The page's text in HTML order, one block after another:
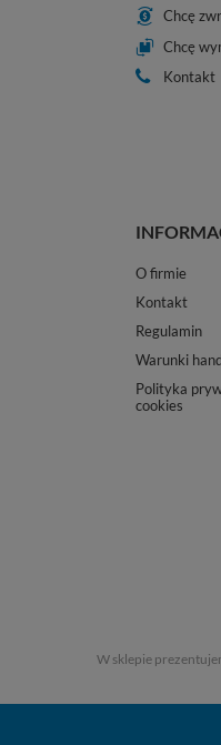
Chcę
Chcę
Kontakt
O firmie
Kontakt
Regulamin
Warunki
Polityka
cookies
W sklepie